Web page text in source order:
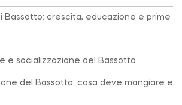
Bassotto: crescita, educazione e prime
e socializzazione del Bassotto
del Bassotto: cosa deve mangiare e